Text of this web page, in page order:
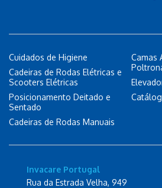
Cuidados de Higiene
Cadeiras de Rodas Elétricas e
Scooters Elétricas
Posicionamento Deitado e
Sentado
Cadeiras de Rodas Manuais
Camas
Invacare Portugal
Rua da Estrada Velha, 949